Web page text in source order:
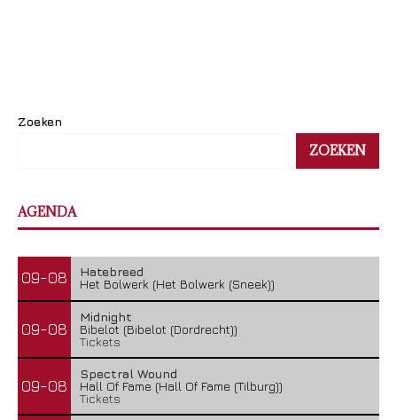
Zoeken
ZOEKEN
AGENDA
09-08
Hatebreed
Het Bolwerk (Het Bolwerk (Sneek))
09-08
Midnight
Bibelot (Bibelot (Dordrecht))
Tickets
09-08
Spectral Wound
Hall Of Fame (Hall Of Fame (Tilburg))
Tickets